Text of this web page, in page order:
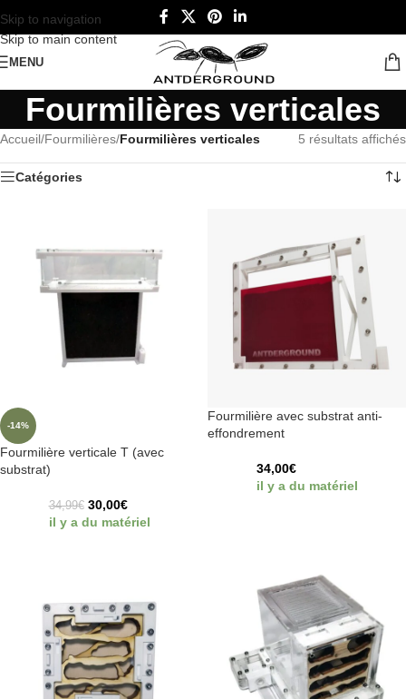
Skip to navigation
Skip to main content
MENU
Fourmilières verticales
Accueil/Fourmilières/Fourmilières verticales 5 résultats affichés
Catégories
-14%
Fourmilière verticale T (avec
substrat)
34,99€ 30,00€
il y a du matériel
Fourmilière avec substrat anti-
effondrement
34,00€
il y a du matériel